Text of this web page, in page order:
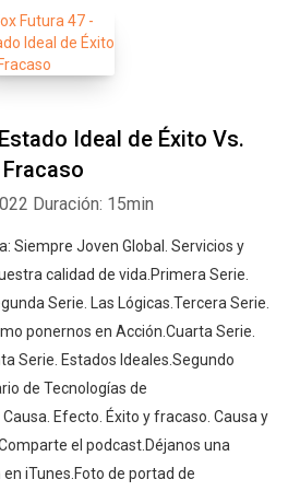
Ideal de Éxito Vs.
Fracaso
Duración: 15min
Siempre Joven Global. Servicios y
calidad de vida.Primera Serie.
Serie. Las Lógicas.Tercera Serie.
ponernos en Acción.Cuarta Serie.
Serie. Estados Ideales.Segundo
de Tecnologías de
Efecto. Éxito y fracaso. Causa y
el podcast.Déjanos una
iTunes.Foto de portad de